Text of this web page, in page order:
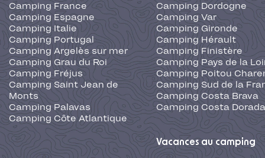
Camping France
Camping Espagne
Camping Italie
Camping Portugal
Camping Argelès sur mer
Camping Grau du Roi
Camping Fréjus
Camping Saint Jean de
Monts
Camping Palavas
Camping Côte Atlantique
Camping Dordogne
Camping Var
Camping Gironde
Camping Hérault
Camping Finistère
Camping Pays de la
Camping Poitou
Camping Sud de la
Camping Costa Brava
Camping Costa Dorada
Vacances au camping